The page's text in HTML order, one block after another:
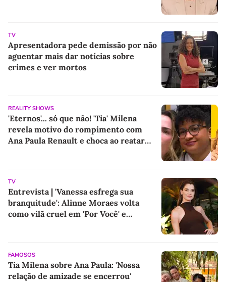
TV
Apresentadora pede demissão por não
aguentar mais dar notícias sobre
crimes e ver mortos
REALITY SHOWS
'Eternos'... só que não! 'Tia' Milena
revela motivo do rompimento com
Ana Paula Renault e choca ao reatar
TV
Entrevista | 'Vanessa esfrega sua
branquitude': Alinne Moraes volta
como vilã cruel em 'Por Você' e
FAMOSOS
Tia Milena sobre Ana Paula: 'Nossa
relação de amizade se encerrou'